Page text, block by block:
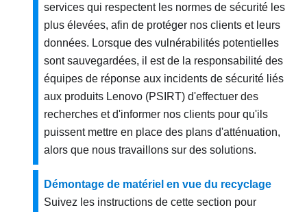
services qui respectent les normes de sécurité les
plus élevées, afin de protéger nos clients et leurs
données. Lorsque des vulnérabilités potentielles
sont sauvegardées, il est de la responsabilité des
équipes de réponse aux incidents de sécurité liés
aux produits Lenovo (PSIRT) d'effectuer des
recherches et d'informer nos clients pour qu'ils
puissent mettre en place des plans d'atténuation,
alors que nous travaillons sur des solutions.
Démontage de matériel en vue du recyclage
Suivez les instructions de cette section pour